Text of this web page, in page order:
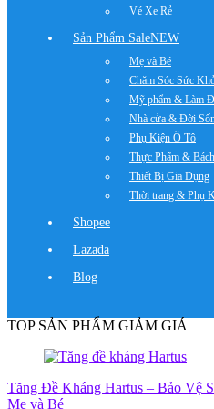
Vé Xe Rẻ
Sản Phẩm SaleNEW
Mẹ và Bé
Chăm Sóc Sức
Mỹ phẩm & Làm
Nhà cửa & Đời
Phụ Kiện Ô Tô
Thực Phẩm &
Thiết Bị Gia Dụng
Thời trang & Phụ
Shopee
Lazada
Blog
TOP SẢN PHẨM GIẢM GIÁ
Tăng Đề Kháng Hartus – Bảo Vệ
Mẹ và Bé